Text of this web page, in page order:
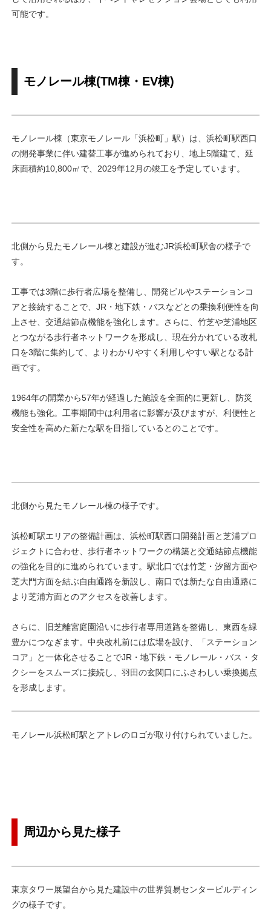
可能です。
モノレール棟(TM棟・EV棟)
モノレール棟（東京モノレール「浜松町」駅）は、浜松町駅西口
の開発事業に伴い建替工事が進められており、地上5階建て、延
床面積約10,800㎡で、2029年12月の竣工を予定しています。
北側から見たモノレール棟と建設が進むJR浜松町駅舎の様子で
す。
工事では3階に歩行者広場を整備し、開発ビルやステーションコ
アと接続することで、JR・地下鉄・バスなどとの乗換利便性を向
上させ、交通結節点機能を強化します。さらに、竹芝や芝浦地区
とつながる歩行者ネットワークを形成し、現在分かれている改札
口を3階に集約して、よりわかりやすく利用しやすい駅となる計
画です。
1964年の開業から57年が経過した施設を全面的に更新し、防災
機能も強化。工事期間中は利用者に影響が及びますが、利便性と
安全性を高めた新たな駅を目指しているとのことです。
北側から見たモノレール棟の様子です。
浜松町駅エリアの整備計画は、浜松町駅西口開発計画と芝浦プロ
ジェクトに合わせ、歩行者ネットワークの構築と交通結節点機能
の強化を目的に進められています。駅北口では竹芝・汐留方面や
芝大門方面を結ぶ自由通路を新設し、南口では新たな自由通路に
より芝浦方面とのアクセスを改善します。
さらに、旧芝離宮庭園沿いに歩行者専用道路を整備し、東西を緑
豊かにつなぎます。中央改札前には広場を設け、「ステーション
コア」と一体化させることでJR・地下鉄・モノレール・バス・タ
クシーをスムーズに接続し、羽田の玄関口にふさわしい乗換拠点
を形成します。
モノレール浜松町駅とアトレのロゴが取り付けられていました。
周辺から見た様子
東京タワー展望台から見た建設中の世界貿易センタービルディン
グの様子です。